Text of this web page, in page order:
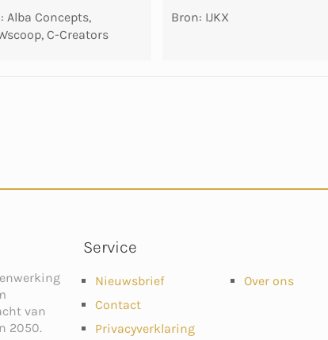
Alba Concepts,
C-Creators
Bron: IJKX
van
2050.
Service
Nieuwsbrief
Contact
Privacyverklaring
Over ons